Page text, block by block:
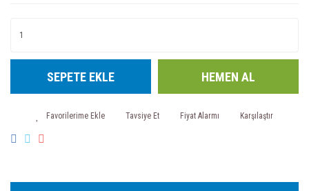
SEPETE EKLE HEMEN AL
Tavsiye Et Fiyat Alarmı Karşılaştır